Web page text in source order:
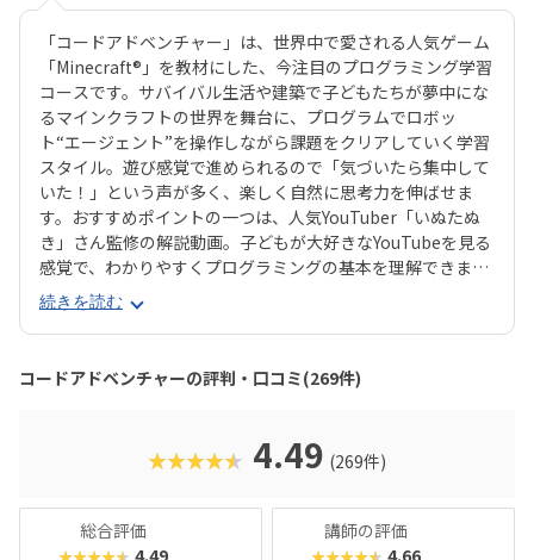
「コードアドベンチャー」は、世界中で愛される人気ゲーム
「Minecraft®」を教材にした、今注目のプログラミング学習
コースです。サバイバル生活や建築で子どもたちが夢中にな
るマインクラフトの世界を舞台に、プログラムでロボッ
ト“エージェント”を操作しながら課題をクリアしていく学習
スタイル。遊び感覚で進められるので「気づいたら集中して
いた！」という声が多く、楽しく自然に思考力を伸ばせま
す。おすすめポイントの一つは、人気YouTuber「いぬたぬ
き」さん監修の解説動画。子どもが大好きなYouTubeを見る
感覚で、わかりやすくプログラミングの基本を理解できま
す。さらに現場講師のコーチングが加わる「ダブルティーチ
ング」で、つまずいても安心。教材はわかりやすさと見やす
さに徹底的にこだわり、初心者でも無理なく学べる工夫が随
所に盛り込まれています。カリキュラムは初級からゲーム開
発クラスまで段階的に用意されており、マウス操作から始め
riptのテキストプログラミングまで体系的に学べます。長く
続けても飽きないよう壮大なワールドやストーリーが展開さ
報科目導入など、教育現場でますます重要視される「プログ
ラミング的思考」。コードアドベンチャーなら、お子様が夢
続きを読む
コードアドベンチャーの評判・口コミ(269件)
★★★★★ 4.49 (269件)
総合評価
★★★★★ 4.49
講師の評価
★★★★★ 4.66